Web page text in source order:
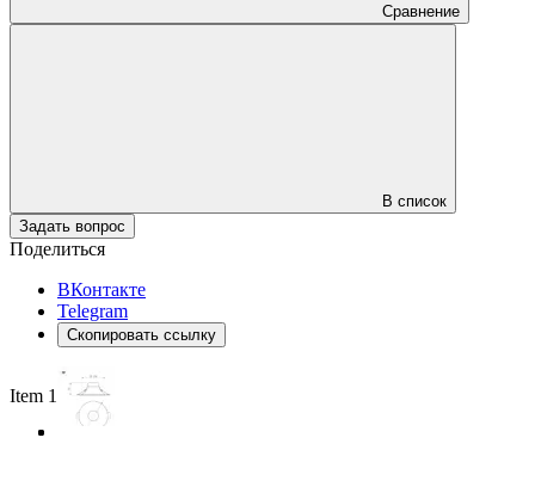
Сравнение
В список
Задать вопрос
Поделиться
ВКонтакте
Telegram
Скопировать ссылку
Item 1 of 3